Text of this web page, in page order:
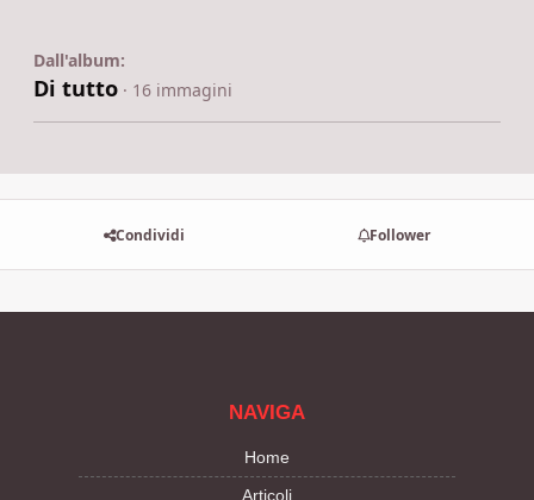
Dall'album:
Di tutto · 16 immagini
Condividi Follower
NAVIGA
Home
Articoli